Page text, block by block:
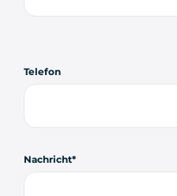
Telefon
Nachricht